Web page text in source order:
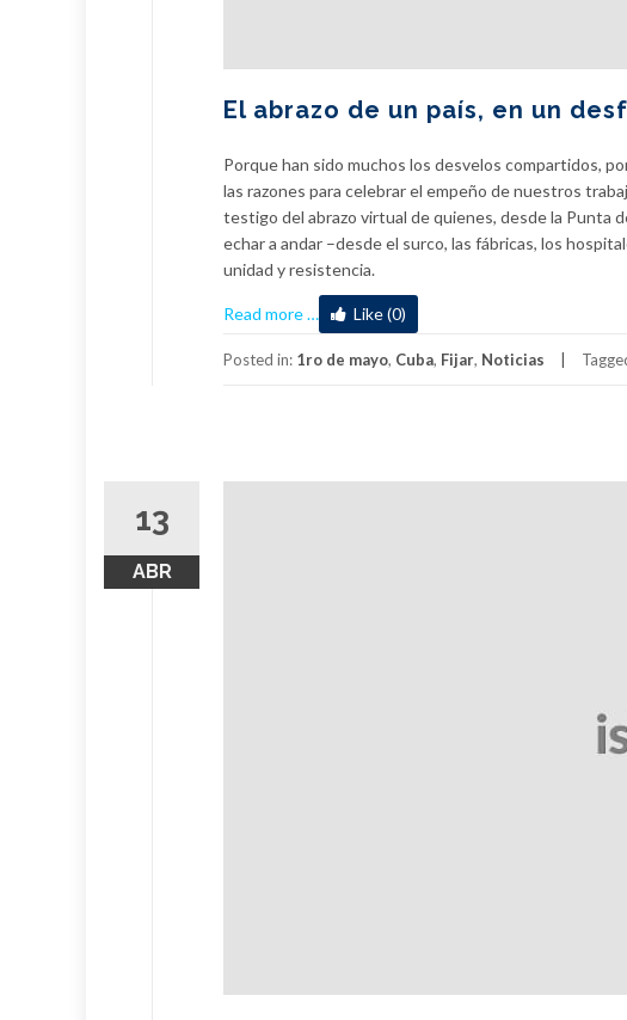
El abrazo de un país, en un
Porque han sido muchos los desvelos compartidos,
las razones para celebrar el empeño de nuestros
testigo del abrazo virtual de quienes, desde la Punta
echar a andar –desde el surco, las fábricas, los
unidad y resistencia.
Read more
about
abrazo
… Like (0)
Posted in: 1ro de mayo, Cuba, Fijar, Noticias
13
ABR